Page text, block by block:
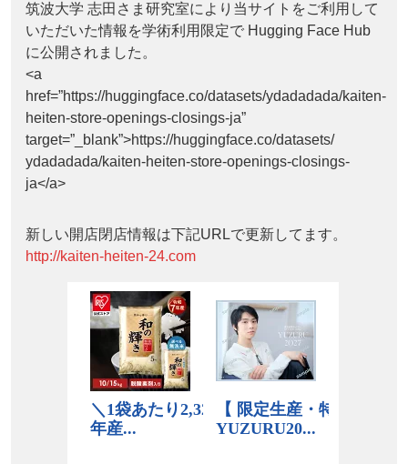
筑波大学 志田さま研究室により当サイトをご利用して
いただいた情報を学術利用限定で Hugging Face Hub
に公開されました。
<a
href=”https://huggingface.co/datasets/ydadadada/kaiten-
heiten-store-openings-closings-ja”
target=”_blank”>https://huggingface.co/datasets/
ydadadada/kaiten-heiten-store-openings-closings-
ja</a>
新しい開店閉店情報は下記URLで更新してます。
http://kaiten-heiten-24.com